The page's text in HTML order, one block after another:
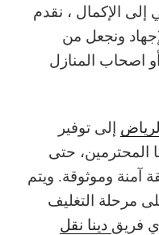
إلى الإكمال ، نقدم
ونجعل من
اصحاب المنازل
إلى توفير
المحترمين، حتى
آمنة وموثوقة. ويتم
مرحلة التغليف
فريق دينا نقل